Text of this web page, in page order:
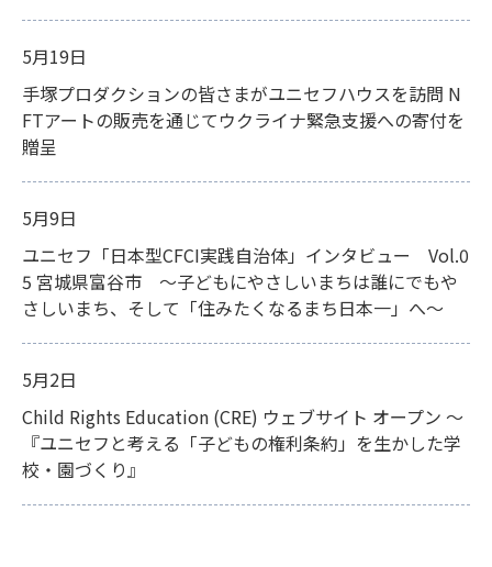
5月19日
手塚プロダクションの皆さまがユニセフハウスを訪問 N
FTアートの販売を通じてウクライナ緊急支援への寄付を
贈呈
5月9日
ユニセフ「日本型CFCI実践自治体」インタビュー Vol.0
5 宮城県富谷市 ～子どもにやさしいまちは誰にでもや
さしいまち、そして「住みたくなるまち日本一」へ～
5月2日
Child Rights Education (CRE) ウェブサイト オープン ～
『ユニセフと考える「子どもの権利条約」を生かした学
校・園づくり』